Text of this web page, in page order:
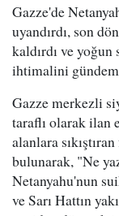
Gazze'de
uyandırdı, son
kaldırdı ve yoğun
ihtimalini
Gazze merkezli
taraflı olarak
alanlara
bulunarak, "Ne
Netanyahu'nun
ve Sarı Hattın